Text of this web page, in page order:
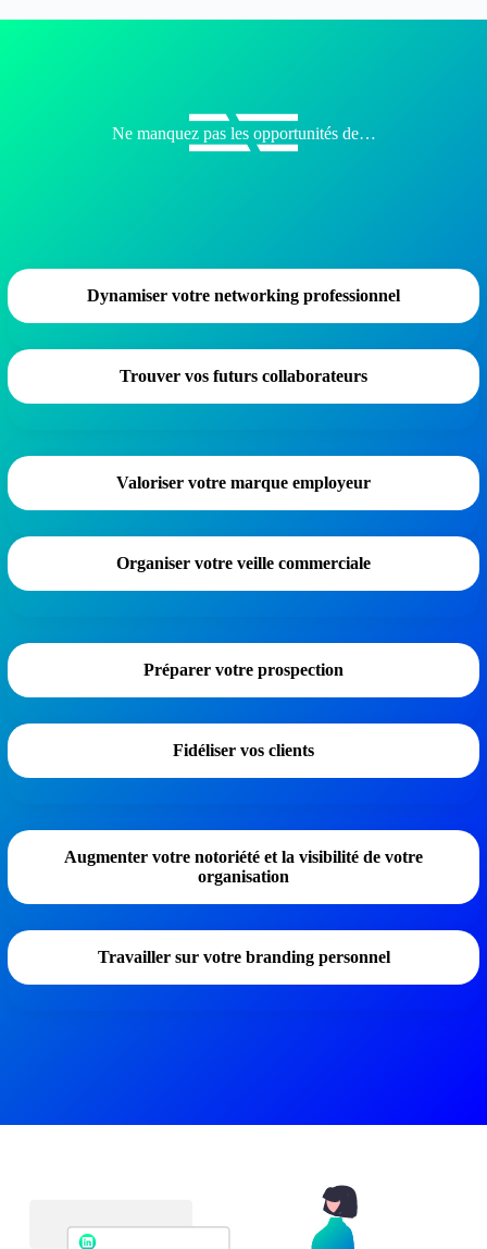
Ne manquez pas les opportunités de…
Dynamiser votre networking professionnel
Trouver vos futurs collaborateurs
Valoriser votre marque employeur
Organiser votre veille commerciale
Préparer votre prospection
Fidéliser vos clients
Augmenter votre notoriété et la visibilité de votre
organisation
Travailler sur votre branding personnel